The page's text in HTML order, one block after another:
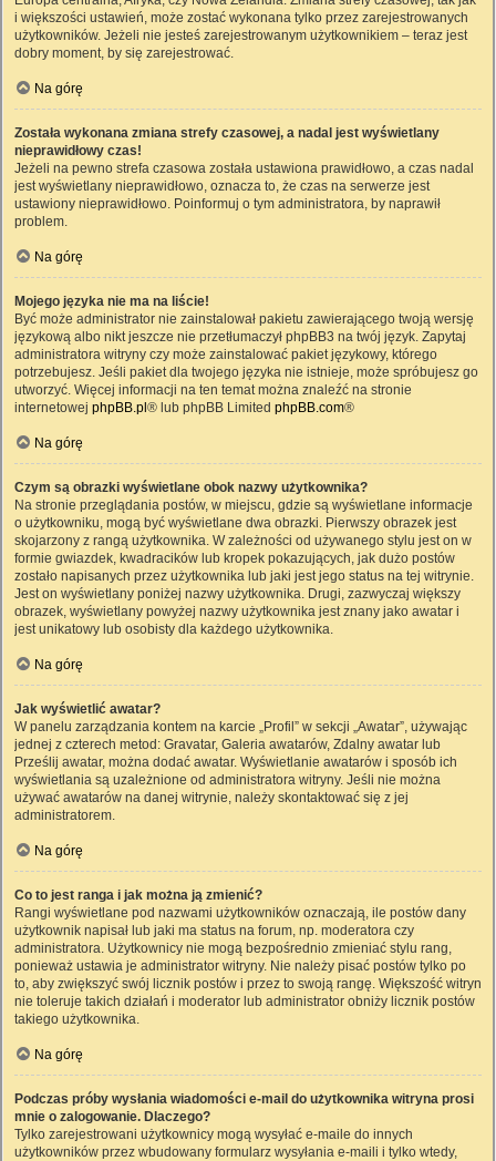
i większości ustawień, może zostać wykonana tylko przez zarejestrowanych
użytkowników. Jeżeli nie jesteś zarejestrowanym użytkownikiem – teraz jest
dobry moment, by się zarejestrować.
Na górę
Została wykonana zmiana strefy czasowej, a nadal jest wyświetlany
nieprawidłowy czas!
Jeżeli na pewno strefa czasowa została ustawiona prawidłowo, a czas nadal
jest wyświetlany nieprawidłowo, oznacza to, że czas na serwerze jest
ustawiony nieprawidłowo. Poinformuj o tym administratora, by naprawił
problem.
Na górę
Mojego języka nie ma na liście!
Być może administrator nie zainstalował pakietu zawierającego twoją wersję
językową albo nikt jeszcze nie przetłumaczył phpBB3 na twój język. Zapytaj
administratora witryny czy może zainstalować pakiet językowy, którego
potrzebujesz. Jeśli pakiet dla twojego języka nie istnieje, może spróbujesz go
utworzyć. Więcej informacji na ten temat można znaleźć na stronie
internetowej phpBB.pl ® lub phpBB Limited phpBB.com®
Na górę
Czym są obrazki wyświetlane obok nazwy użytkownika?
Na stronie przeglądania postów, w miejscu, gdzie są wyświetlane informacje
o użytkowniku, mogą być wyświetlane dwa obrazki. Pierwszy obrazek jest
skojarzony z rangą użytkownika. W zależności od używanego stylu jest on w
formie gwiazdek, kwadracików lub kropek pokazujących, jak dużo postów
zostało napisanych przez użytkownika lub jaki jest jego status na tej witrynie.
Jest on wyświetlany poniżej nazwy użytkownika. Drugi, zazwyczaj większy
obrazek, wyświetlany powyżej nazwy użytkownika jest znany jako awatar i
jest unikatowy lub osobisty dla każdego użytkownika.
Na górę
Jak wyświetlić awatar?
W panelu zarządzania kontem na karcie „Profil” w sekcji „Awatar”, używając
jednej z czterech metod: Gravatar, Galeria awatarów, Zdalny awatar lub
Prześlij awatar, można dodać awatar. Wyświetlanie awatarów i sposób ich
wyświetlania są uzależnione od administratora witryny. Jeśli nie można
używać awatarów na danej witrynie, należy skontaktować się z jej
administratorem.
Na górę
Co to jest ranga i jak można ją zmienić?
Rangi wyświetlane pod nazwami użytkowników oznaczają, ile postów dany
użytkownik napisał lub jaki ma status na forum, np. moderatora czy
administratora. Użytkownicy nie mogą bezpośrednio zmieniać stylu rang,
ponieważ ustawia je administrator witryny. Nie należy pisać postów tylko po
to, aby zwiększyć swój licznik postów i przez to swoją rangę. Większość witryn
nie toleruje takich działań i moderator lub administrator obniży licznik postów
takiego użytkownika.
Na górę
Podczas próby wysłania wiadomości e-mail do użytkownika witryna prosi
mnie o zalogowanie. Dlaczego?
Tylko zarejestrowani użytkownicy mogą wysyłać e-maile do innych
użytkowników przez wbudowany formularz wysyłania e-maili i tylko wtedy,